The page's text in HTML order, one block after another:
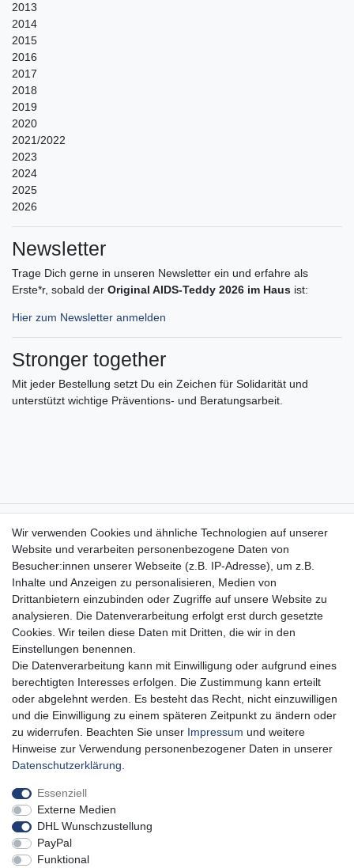
2013
2014
2015
2016
2017
2018
2019
2020
2021/2022
2023
2024
2025
2026
Newsletter
Trage Dich gerne in unseren Newsletter ein und erfahre als
Erste*r, sobald der Original AIDS-Teddy 2026 im Haus ist:
Hier zum Newsletter anmelden
Stronger together
Mit jeder Bestellung setzt Du ein Zeichen für Solidarität und
unterstützt wichtige Präventions- und Beratungsarbeit.
Lange Reihe 30-32, 20099 Hamburg
04023519955
shop@aidshilfe-hamburg.de
Montag - Donnerstag: 10:00 - 19:00 Uhr
Freitag: 10:00 - 16:00 Uhr
(Bar- und Kartenzahlung)
Newsletter-Anmeldung
Impressum Daten­schutz­erklärung AGB
Widerrufs­recht
Erlöse kommen zu 100% uns zu Gute!
Gratis Versand ab 40 € in DE
Wir verwenden Cookies und ähnliche Technologien auf unserer
Website und verarbeiten personenbezogene Daten von
Besucher:innen unserer Webseite (z.B. IP-Adresse), um z.B.
Inhalte und Anzeigen zu personalisieren, Medien von
Drittanbietern einzubinden oder Zugriffe auf unsere Website zu
analysieren. Die Datenverarbeitung erfolgt erst durch gesetzte
Cookies. Wir teilen diese Daten mit Dritten, die wir in den
Einstellungen benennen.
Die Datenverarbeitung kann mit Einwilligung oder aufgrund eines
berechtigten Interesses erfolgen. Die Zustimmung kann erteilt
oder abgelehnt werden. Es besteht das Recht, nicht einzuwilligen
und die Einwilligung zu einem späteren Zeitpunkt zu ändern oder
zu widerrufen. Beachten Sie unser Impressum und weitere
Hinweise zur Verwendung personenbezogener Daten in unserer
Daten­schutz­erklärung
Essenziell
Externe Medien
DHL Wunschzustellung
PayPal
Funktional